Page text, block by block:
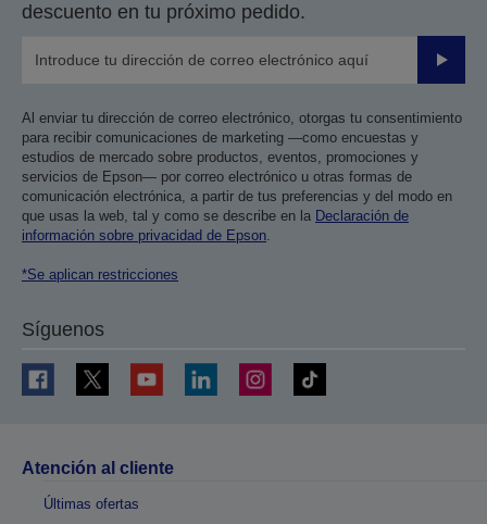
descuento en tu próximo pedido.
Enviar
Al enviar tu dirección de correo electrónico, otorgas tu consentimiento
para recibir comunicaciones de marketing —como encuestas y
estudios de mercado sobre productos, eventos, promociones y
servicios de Epson— por correo electrónico u otras formas de
comunicación electrónica, a partir de tus preferencias y del modo en
que usas la web, tal y como se describe en la Declaración de
información sobre privacidad de Epson.
*Se aplican restricciones
Síguenos
Atención al cliente
Últimas ofertas